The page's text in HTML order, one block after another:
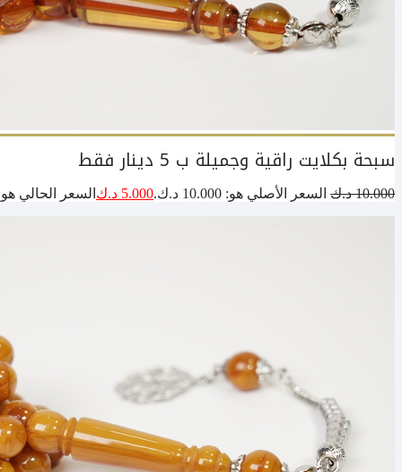
سبحة بكلايت راقية وجميلة ب 5 دينار فقط
10.000 د.ك السعر الأصلي هو: 10.000 د.ك. 5.000 د.ك السعر الحالي هو: 5.000